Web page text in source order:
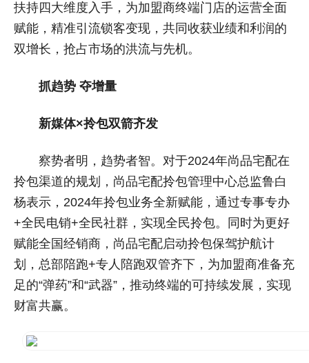
扶持四大维度入手，为加盟商终端门店的运营全面
赋能，精准引流锁客变现，共同收获业绩和利润的
双增长，抢占市场的洪流与先机。
抓趋势 夺增量
新媒体×拎包双箭齐发
察势者明，趋势者智。对于2024年尚品宅配在
拎包渠道的规划，尚品宅配拎包管理中心总监鲁白
杨表示，2024年拎包业务全新赋能，通过专事专办
+全民电销+全民社群，实现全民拎包。同时为更好
赋能全国经销商，尚品宅配启动拎包保驾护航计
划，总部陪跑+专人陪跑双管齐下，为加盟商准备充
足的“弹药”和“武器”，推动终端的可持续发展，实现
财富共赢。